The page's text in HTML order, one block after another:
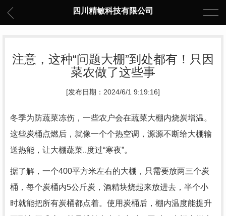
四川精敏科技有限公司
注意，这种“问题大棚”到处都有！只因
菜农做了这些事
[发布日期：2024/6/1 9:19:16]
冬季为防蔬菜冻伤，一些农户会在蔬菜大棚内烧炭增温。
这些炭桶点燃后，就像一个个热空调，源源不断给大棚输
送热能，让大棚蔬菜..度过“寒夜”。
据了解，一个400平方米左右的大棚，只需要放两三个炭
桶，每个炭桶内5公斤炭，酒精块烧起来放进去，半个小
时就能把所有炭桶都点着。使用炭桶后，棚内温度能提升